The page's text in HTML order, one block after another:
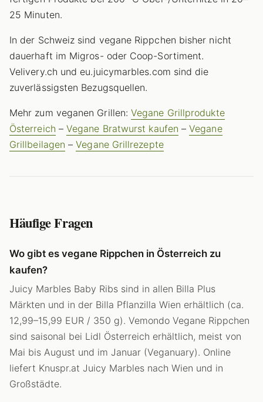
25 Minuten.
In der Schweiz sind vegane Rippchen bisher nicht
dauerhaft im Migros- oder Coop-Sortiment.
Velivery.ch und eu.juicymarbles.com sind die
zuverlässigsten Bezugsquellen.
Mehr zum veganen Grillen:Vegane Grillprodukte
Österreich –Vegane Bratwurst kaufen –Vegane
Grillbeilagen –Vegane Grillrezepte
Häufige Fragen
Wo gibt es vegane Rippchen in Österreich zu
kaufen?
Juicy Marbles Baby Ribs sind in allen Billa Plus
Märkten und in der Billa Pflanzilla Wien erhältlich (ca.
12,99–15,99 EUR / 350 g). Vemondo Vegane Rippchen
sind saisonal bei Lidl Österreich erhältlich, meist von
Mai bis August und im Januar (Veganuary). Online
liefert Knuspr.at Juicy Marbles nach Wien und in
Großstädte.